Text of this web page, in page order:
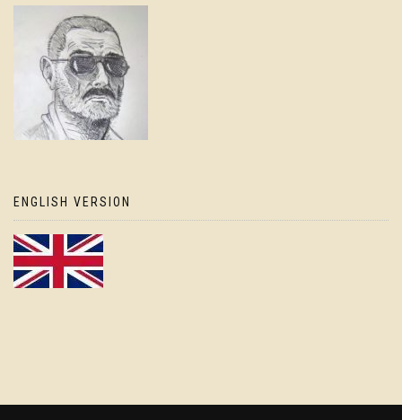
ENGLISH VERSION